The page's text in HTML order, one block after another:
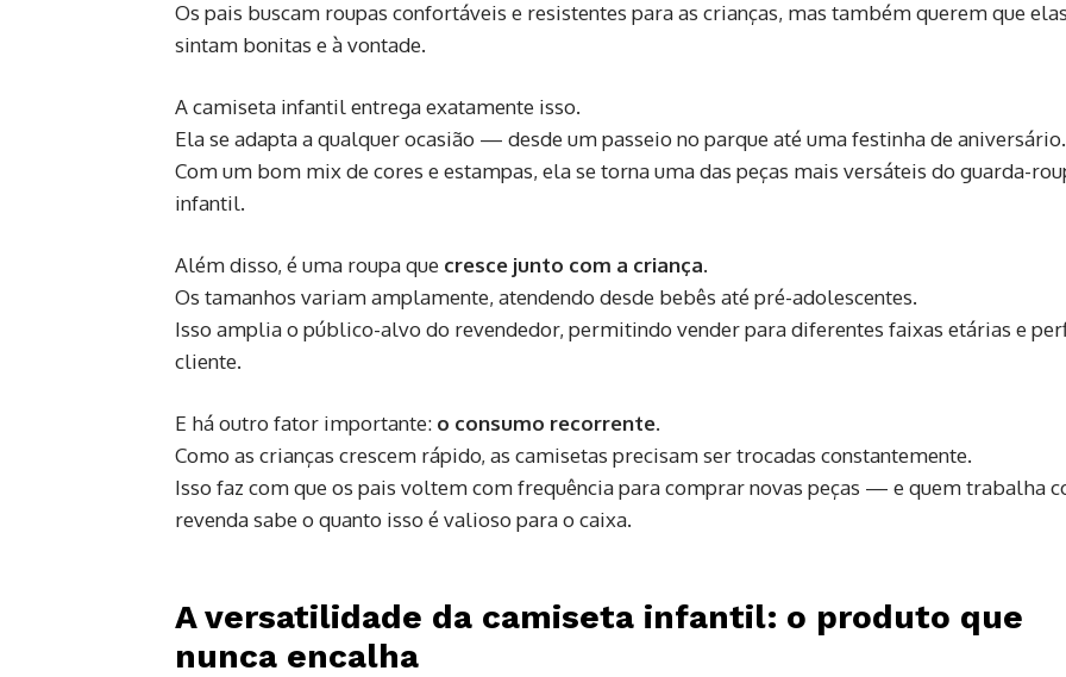
Os pais buscam roupas confortáveis e resistentes para as crianças, mas também querem que
sintam bonitas e à vontade.
A camiseta infantil entrega exatamente isso.
Ela se adapta a qualquer ocasião — desde um passeio no parque até uma festinha de aniversário.
Com um bom mix de cores e estampas, ela se torna uma das peças mais versáteis do guarda-
infantil.
Além disso, é uma roupa que cresce junto com a criança.
Os tamanhos variam amplamente, atendendo desde bebês até pré-adolescentes.
Isso amplia o público-alvo do revendedor, permitindo vender para diferentes faixas etárias e
cliente.
E há outro fator importante: o consumo recorrente.
Como as crianças crescem rápido, as camisetas precisam ser trocadas constantemente.
Isso faz com que os pais voltem com frequência para comprar novas peças — e quem trabalha
revenda sabe o quanto isso é valioso para o caixa.
A versatilidade da camiseta infantil: o produto que
nunca encalha